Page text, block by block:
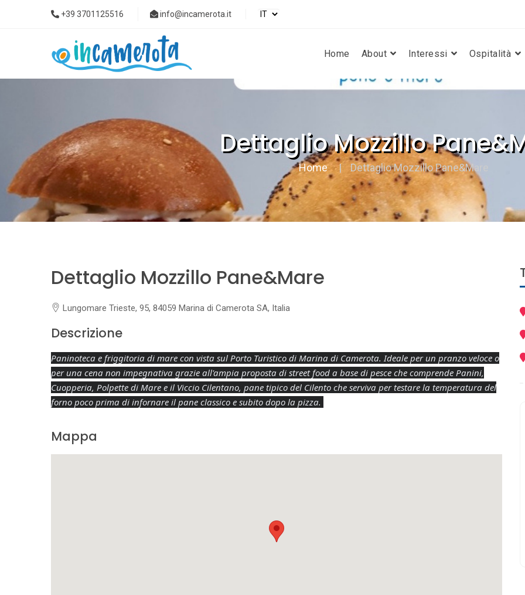
+39 3701125516 info@incamerota.it
Home About Interessi Ospitalità
Dettaglio Mozzillo
Home Dettaglio Mozzillo Pane&Mare
Dettaglio Mozzillo Pane&Mare
Lungomare Trieste, 95, 84059 Marina di Camerota SA, Italia
Descrizione
Paninoteca e friggitoria di mare con vista sul Porto Turistico di Marina di Camerota. Ideale per un pranzo veloce o
per una cena non impegnativa grazie all'ampia proposta di street food a base di pesce che comprende Panini,
Cuopperia, Polpette di Mare e il Viccio Cilentano, pane tipico del Cilento che serviva per testare la temperatura del
forno poco prima di infornare il pane classico e subito dopo la pizza.
Mappa